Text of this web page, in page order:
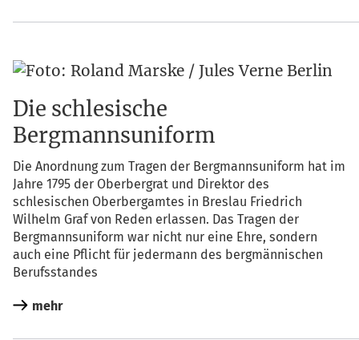
Die schlesische
Bergmannsuniform
Die Anord­nung zum Tra­gen der Berg­manns­uni­form hat im
Jah­re 1795 der Ober­ber­grat und Direk­tor des
schle­si­schen Ober­berg­am­tes in Bres­lau Fried­rich
Wil­helm Graf von Reden erlas­sen. Das Tra­gen der
Berg­manns­uni­form war nicht nur eine Ehre, son­dern
auch eine Pflicht für jeder­mann des berg­män­ni­schen
Berufsstandes
mehr